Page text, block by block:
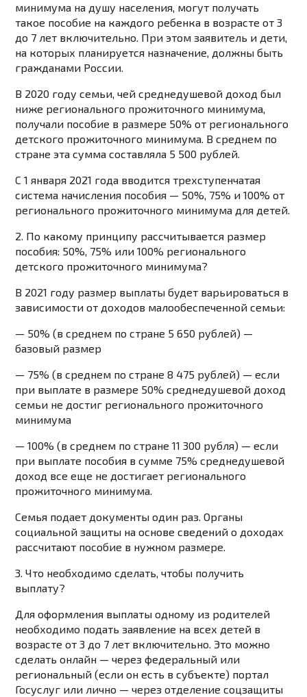
минимума на душу населения, могут получать
такое пособие на каждого ребенка в возрасте от 3
до 7 лет включительно. При этом заявитель и дети,
на которых планируется назначение, должны быть
гражданами России.
В 2020 году семьи, чей среднедушевой доход был
ниже регионального прожиточного минимума,
получали пособие в размере 50% от регионального
детского прожиточного минимума. В среднем по
стране эта сумма составляла 5 500 рублей.
С 1 января 2021 года вводится трехступенчатая
система начисления пособия — 50%, 75% и 100% от
регионального прожиточного минимума для детей.
2. По какому принципу рассчитывается размер
пособия: 50%, 75% или 100% регионального
детского прожиточного минимума?
В 2021 году размер выплаты будет варьироваться в
зависимости от доходов малообеспеченной семьи:
— 50% (в среднем по стране 5 650 рублей) —
базовый размер
— 75% (в среднем по стране 8 475 рублей) — если
при выплате в размере 50% среднедушевой доход
семьи не достиг регионального прожиточного
минимума
— 100% (в среднем по стране 11 300 рубля) — если
при выплате пособия в сумме 75% среднедушевой
доход все еще не достигает регионального
прожиточного минимума.
Семья подает документы один раз. Органы
социальной защиты на основе сведений о доходах
рассчитают пособие в нужном размере.
3. Что необходимо сделать, чтобы получить
выплату?
Для оформления выплаты одному из родителей
необходимо подать заявление на всех детей в
возрасте от 3 до 7 лет включительно. Это можно
сделать онлайн — через федеральный или
региональный (если он есть в субъекте) портал
Госуслуг или лично — через отделение соцзащиты